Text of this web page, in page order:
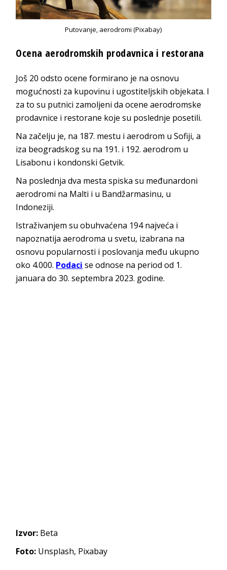
Putovanje, aerodromi (Pixabay)
Ocena aerodromskih prodavnica i restorana
Još 20 odsto ocene formirano je na osnovu
mogućnosti za kupovinu i ugostiteljskih objekata. I
za to su putnici zamoljeni da ocene aerodromske
prodavnice i restorane koje su poslednje posetili.
Na začelju je, na 187. mestu i aerodrom u Sofiji, a
iza beogradskog su na 191. i 192. aerodrom u
Lisabonu i kondonski Getvik.
Na poslednja dva mesta spiska su međunardoni
aerodromi na Malti i u Bandžarmasinu, u
Indoneziji.
Istraživanjem su obuhvaćena 194 najveća i
napoznatija aerodroma u svetu, izabrana na
osnovu popularnosti i poslovanja među ukupno
oko 4.000. Podaci se odnose na period od 1.
januara do 30. septembra 2023. godine.
Izvor: Beta
Foto: Unsplash, Pixabay